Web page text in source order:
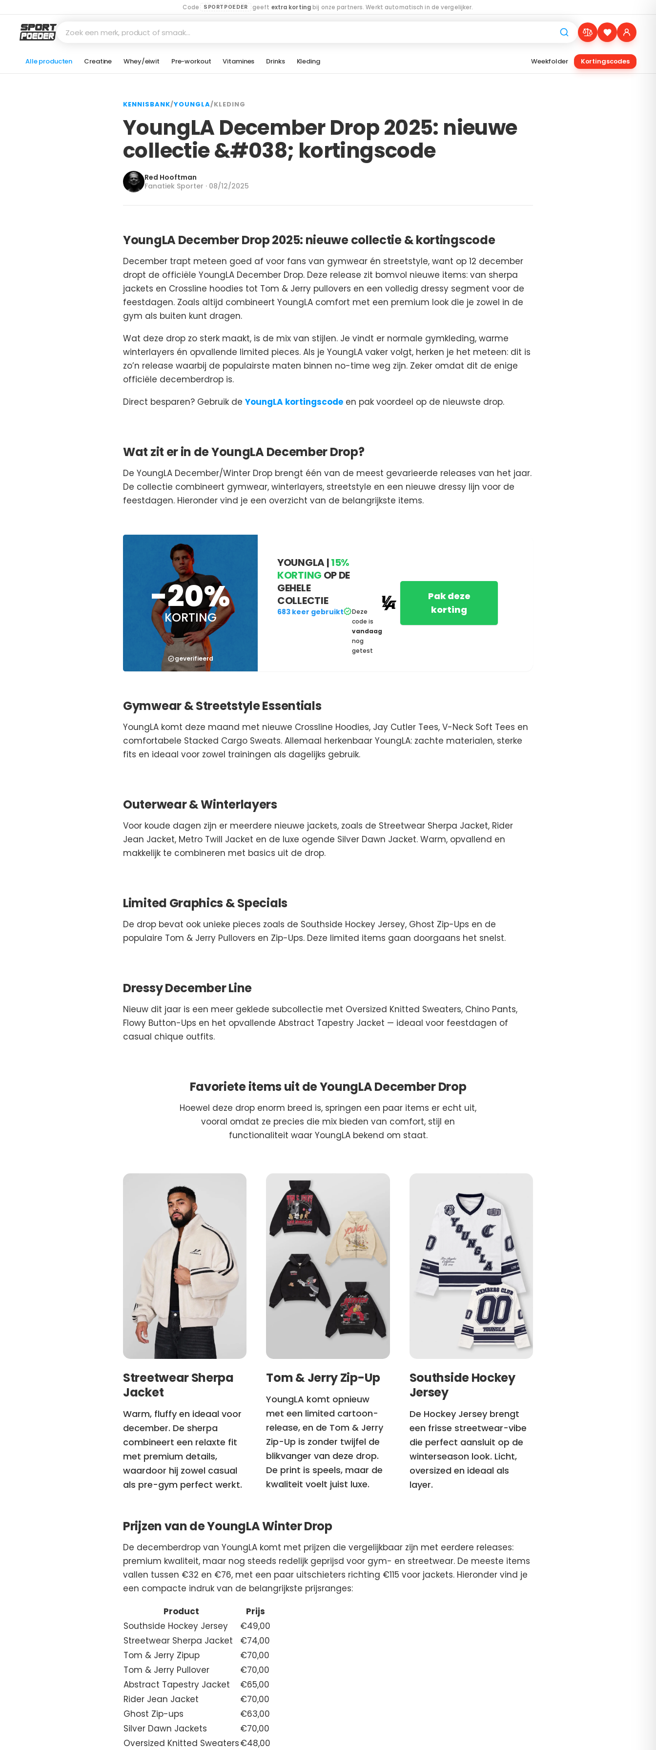
Code SPORTPOEDER geeft extra kortingbij onze partners. Werkt automatisch in de vergelijker.
Zoek een merk, product of smaak…
Alle producten Creatine Whey/eiwit Pre-workout Vitamines Drinks Kleding Weekfolder Kortingscodes
KENNISBANK/YOUNGLA/KLEDING
YoungLA December Drop 2025: nieuwe
collectie &#038; kortingscode
Red Hooftman
Fanatiek Sporter · 08/12/2025
YoungLA December Drop 2025: nieuwe collectie & kortingscode
December trapt meteen goed af voor fans van gymwear én streetstyle, want op 12 december
dropt de officiële YoungLA December Drop. Deze release zit bomvol nieuwe items: van sherpa
jackets en Crossline hoodies tot Tom & Jerry pullovers en een volledig dressy segment voor de
feestdagen. Zoals altijd combineert YoungLA comfort met een premium look die je zowel in de
gym als buiten kunt dragen.
Wat deze drop zo sterk maakt, is de mix van stijlen. Je vindt er normale gymkleding, warme
winterlayers én opvallende limited pieces. Als je YoungLA vaker volgt, herken je het meteen: dit is
zo’n release waarbij de populairste maten binnen no-time weg zijn. Zeker omdat dit de enige
officiële decemberdrop is.
Direct besparen? Gebruik de YoungLA kortingscode en pak voordeel op de nieuwste drop.
Wat zit er in de YoungLA December Drop?
De YoungLA December/Winter Drop brengt één van de meest gevarieerde releases van het jaar.
De collectie combineert gymwear, winterlayers, streetstyle en een nieuwe dressy lijn voor de
feestdagen. Hieronder vind je een overzicht van de belangrijkste items.
-20%
KORTING
geverifieerd
YOUNGLA |15%
KORTING OP DE
GEHELE
COLLECTIE
683 keer gebruikt
Deze
code is
vandaag
nog
getest
Pak deze
korting
Gymwear & Streetstyle Essentials
YoungLA komt deze maand met nieuwe Crossline Hoodies, Jay Cutler Tees, V-Neck Soft Tees en
comfortabele Stacked Cargo Sweats. Allemaal herkenbaar YoungLA: zachte materialen, sterke
fits en ideaal voor zowel trainingen als dagelijks gebruik.
Outerwear & Winterlayers
Voor koude dagen zijn er meerdere nieuwe jackets, zoals de Streetwear Sherpa Jacket, Rider
Jean Jacket, Metro Twill Jacket en de luxe ogende Silver Dawn Jacket. Warm, opvallend en
makkelijk te combineren met basics uit de drop.
Limited Graphics & Specials
De drop bevat ook unieke pieces zoals de Southside Hockey Jersey, Ghost Zip-Ups en de
populaire Tom & Jerry Pullovers en Zip-Ups. Deze limited items gaan doorgaans het snelst.
Dressy December Line
Nieuw dit jaar is een meer geklede subcollectie met Oversized Knitted Sweaters, Chino Pants,
Flowy Button-Ups en het opvallende Abstract Tapestry Jacket — ideaal voor feestdagen of
casual chique outfits.
Favoriete items uit de YoungLA December Drop
Hoewel deze drop enorm breed is, springen een paar items er echt uit,
vooral omdat ze precies die mix bieden van comfort, stijl en
functionaliteit waar YoungLA bekend om staat.
Streetwear Sherpa
Jacket
Warm, fluffy en ideaal voor
december. De sherpa
combineert een relaxte fit
met premium details,
waardoor hij zowel casual
als pre-gym perfect werkt.
Tom & Jerry Zip-Up
YoungLA komt opnieuw
met een limited cartoon-
release, en de Tom & Jerry
Zip-Up is zonder twijfel de
blikvanger van deze drop.
De print is speels, maar de
kwaliteit voelt juist luxe.
Southside Hockey
Jersey
De Hockey Jersey brengt
een frisse streetwear-vibe
die perfect aansluit op de
winterseason look. Licht,
oversized en ideaal als
layer.
Prijzen van de YoungLA Winter Drop
De decemberdrop van YoungLA komt met prijzen die vergelijkbaar zijn met eerdere releases:
premium kwaliteit, maar nog steeds redelijk geprijsd voor gym- en streetwear. De meeste items
vallen tussen €32 en €76, met een paar uitschieters richting €115 voor jackets. Hieronder vind je
een compacte indruk van de belangrijkste prijsranges:
Product
Prijs
Southside Hockey Jersey
€49,00
Streetwear Sherpa Jacket
€74,00
Tom & Jerry Zipup
€70,00
Tom & Jerry Pullover
€70,00
Abstract Tapestry Jacket
€65,00
Rider Jean Jacket
€70,00
Ghost Zip-ups
€63,00
Silver Dawn Jackets
€70,00
Oversized Knitted Sweaters€48,00